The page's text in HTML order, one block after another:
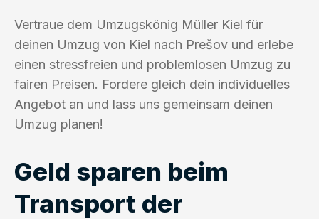
Vertraue dem Umzugskönig Müller Kiel für
deinen Umzug von Kiel nach Prešov und erlebe
einen stressfreien und problemlosen Umzug zu
fairen Preisen. Fordere gleich dein individuelles
Angebot an und lass uns gemeinsam deinen
Umzug planen!
Geld sparen beim
Transport der